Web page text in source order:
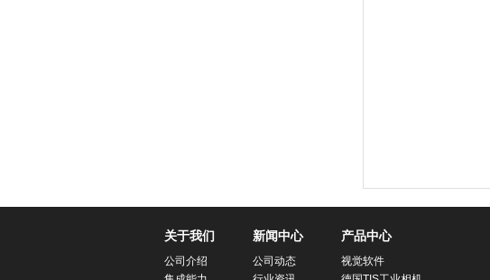
关于我们
公司介绍
新闻中心
公司动态
产品中心
视觉软件